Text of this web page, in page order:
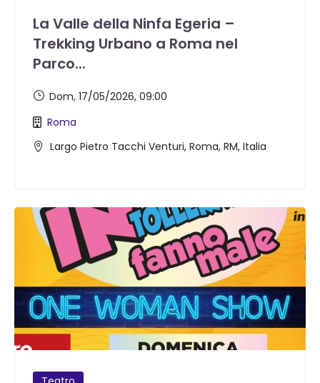
La Valle della Ninfa Egeria –
Trekking Urbano a Roma nel
Parco...
Largo Pietro Tacchi Venturi, Roma, RM, Italia
Roma
Dom, 17/05/2026, 09:00